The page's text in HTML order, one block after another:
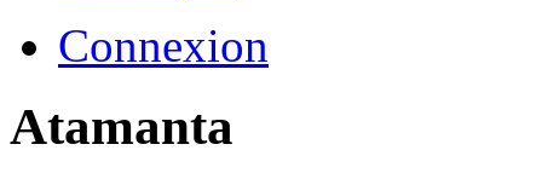
Connexion
Atamanta